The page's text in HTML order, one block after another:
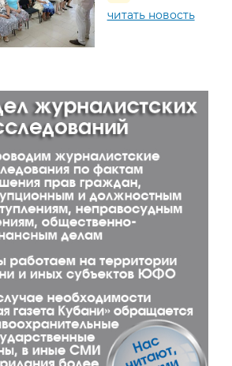
читать новость